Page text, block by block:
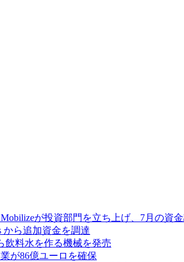
が投資部門を立ち上げ、7月の資
から追加資金を調達
飲料水を作る機械を発売
が86億ユーロを確保